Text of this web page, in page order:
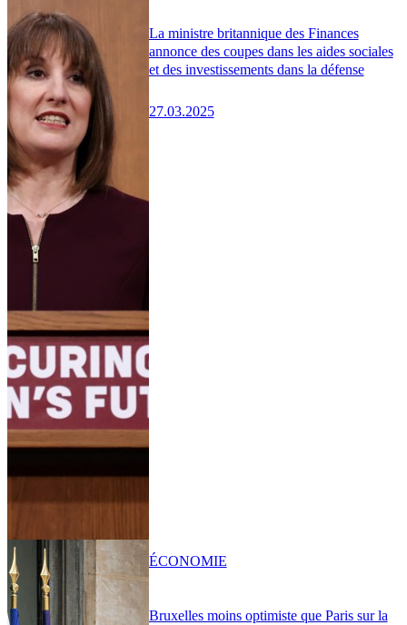
La ministre britannique des Finances
annonce des coupes dans les aides sociales
et des investissements dans la défense
27.03.2025
Bruxelles moins optimiste que Paris sur la
ÉCONOMIE